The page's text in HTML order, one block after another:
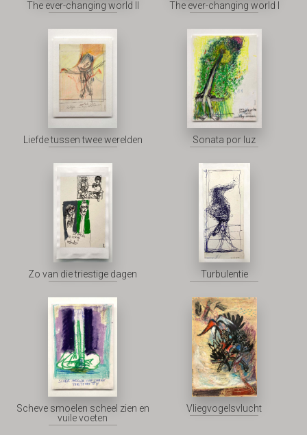
The ever-changing world II The ever-changing world I
Liefde tussen twee werelden Sonata por luz
Zo van die triestige dagen Turbulentie
Scheve smoelen scheel zien en
vuile voeten
Vliegvogelsvlucht